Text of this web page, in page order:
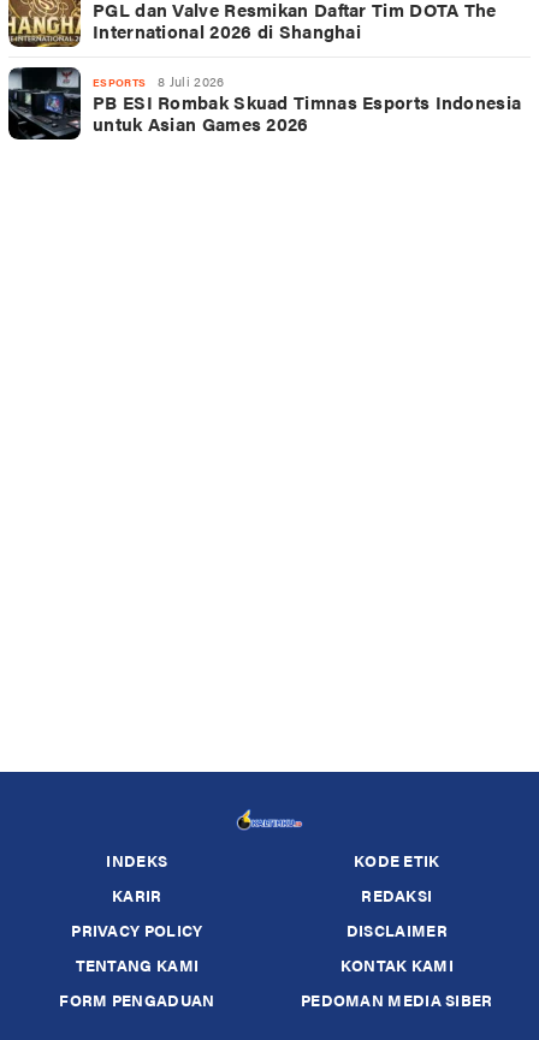
PGL dan Valve Resmikan Daftar Tim DOTA The
International 2026 di Shanghai
ESPORTS 8 Juli 2026
PB ESI Rombak Skuad Timnas Esports Indonesia
untuk Asian Games 2026
INDEKS
KODE ETIK
KARIR
REDAKSI
PRIVACY POLICY
DISCLAIMER
TENTANG KAMI
KONTAK KAMI
FORM PENGADUAN
PEDOMAN MEDIA SIBER